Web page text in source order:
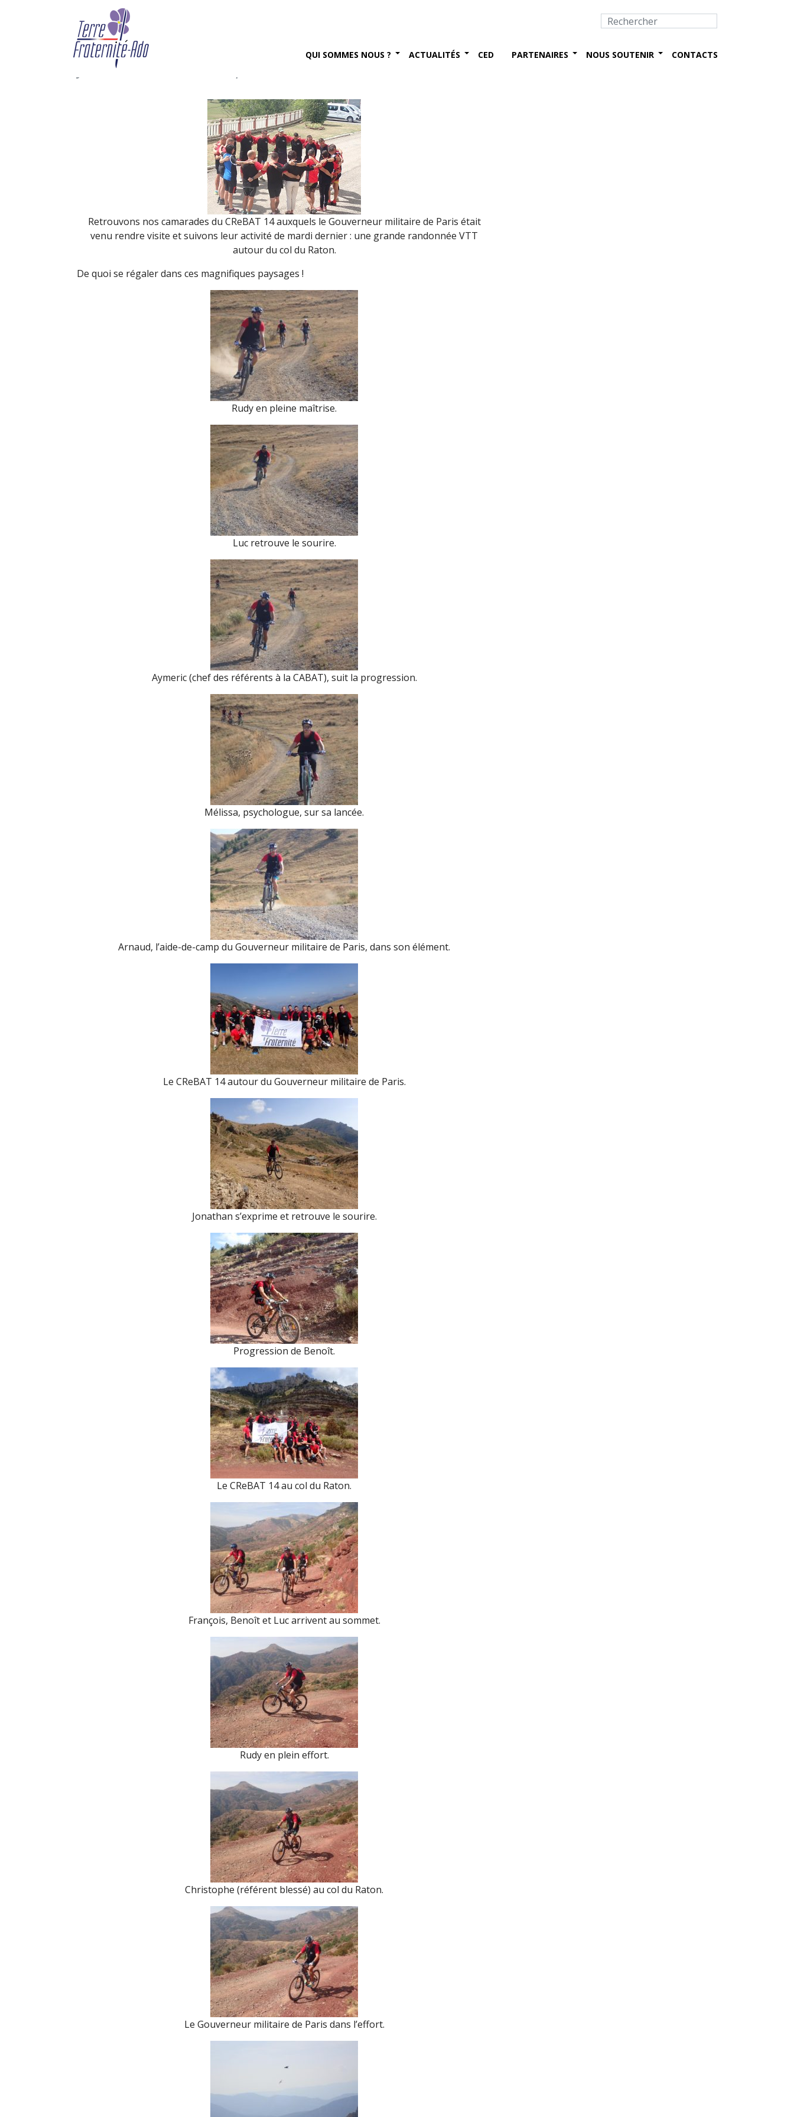
QUI SOMMES NOUS ? ACTUALITÉS CED PARTENAIRES NOUS SOUTENIR CONTACTS
CReBAT 14 – mardi – randonnée VTT (31 août
2017)
By Terre Fraternité,
Retrouvons nos camarades du CReBAT 14 auxquels le Gouverneur militaire de Paris était
venu rendre visite et suivons leur activité de mardi dernier : une grande randonnée VTT
autour du col du Raton.
De quoi se régaler dans ces magnifiques paysages !
Rudy en pleine maîtrise.
Luc retrouve le sourire.
Aymeric (chef des référents à la CABAT), suit la progression.
Mélissa, psychologue, sur sa lancée.
Arnaud, l’aide-de-camp du Gouverneur militaire de Paris, dans son élément.
Le CReBAT 14 autour du Gouverneur militaire de Paris.
Jonathan s’exprime et retrouve le sourire.
Progression de Benoît.
Le CReBAT 14 au col du Raton.
François, Benoît et Luc arrivent au sommet.
Rudy en plein effort.
Christophe (référent blessé) au col du Raton.
Le Gouverneur militaire de Paris dans l’effort.